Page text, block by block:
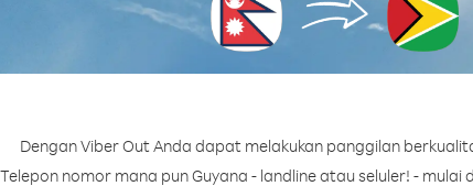
Dengan Viber Out Anda dapat melakukan panggilan
Telepon nomor mana pun Guyana - landline atau seluler! - mulai